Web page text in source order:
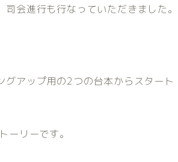
会進行も行なっていただきました。
アップ用の2つの台本からスタート
ーリーです。